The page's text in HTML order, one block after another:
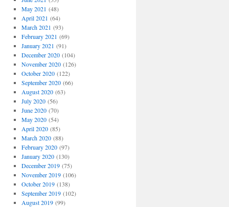
May 2021 (48)
April 2021 (64)
March 2021 (93)
February 2021 (69)
January 2021 (91)
December 2020(104)
November 2020(126)
October 2020(122)
September 2020(66)
August 2020(63)
July 2020(56)
June 2020(70)
May 2020(54)
April 2020(85)
March 2020(88)
February 2020(97)
January 2020(130)
December 2019(75)
November 2019(106)
October 2019(138)
September 2019(102)
August 2019(99)